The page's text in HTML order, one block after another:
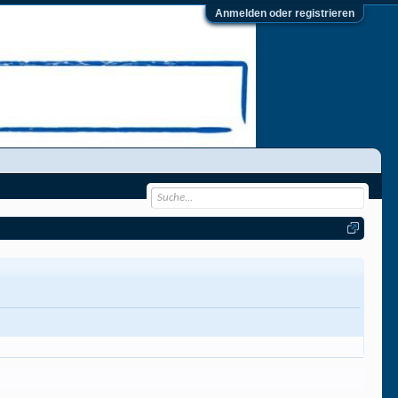
Anmelden oder registrieren